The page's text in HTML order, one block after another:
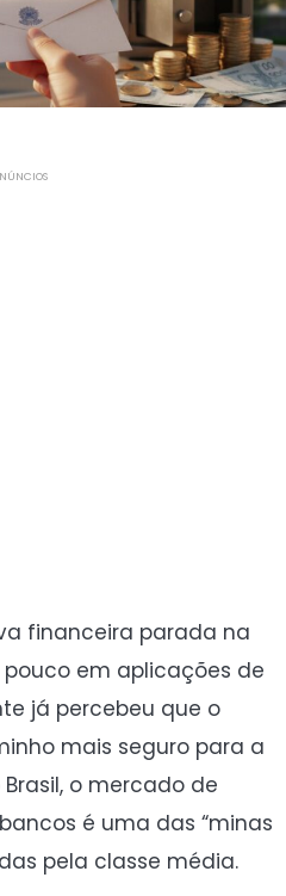
financeira parada na
em aplicações de
já percebeu que o
mais seguro para a
o mercado de
é uma das “minas
pela classe média.